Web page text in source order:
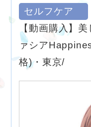
セルフケア
【動画購入】
ァシア
格)・東京/